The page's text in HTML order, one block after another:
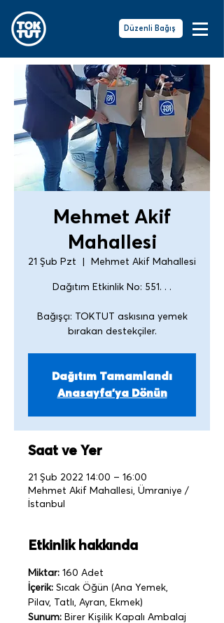
Düzenli Bağış
Mehmet Akif
Mahallesi
21 Şub Pzt Mehmet Akif Mahallesi
Dağıtım Etkinlik No: 551. . .
Bağışçı: TOKTUT askısına yemek
Dağıtım Tamamlandı
Anasayfa'ya Dönün
Saat ve Yer
21 Şub 2022 14:00 – 16:00
Mehmet Akif Mahallesi, Ümraniye /
İstanbul
Etkinlik hakkında
Miktar: 160 Adet
İçerik: Sıcak Öğün (Ana Yemek,
Pilav, Tatlı, Ayran, Ekmek)
Sunum: Birer Kişilik Kapalı Ambalaj